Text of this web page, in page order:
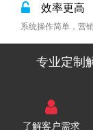
效率更高
系统操作简单，营
专业定制
了解客户需求